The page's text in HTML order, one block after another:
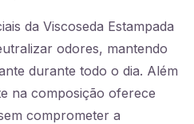
da Viscoseda Estampada
odores, mantendo
durante todo o dia. Além
na composição oferece
comprometer a